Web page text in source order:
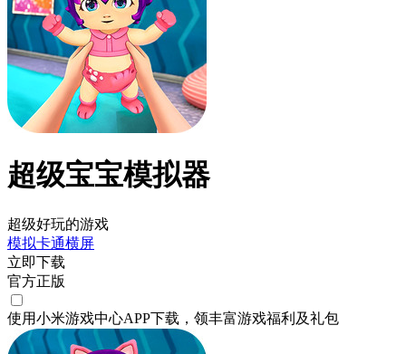
超级宝宝模拟器
超级好玩的游戏
模拟卡通横屏
立即下载
官方正版
使用小米游戏中心APP下载 ，领丰富游戏福利 及礼包